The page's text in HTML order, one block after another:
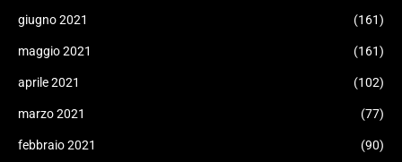
giugno 2021 (161)
maggio 2021 (161)
aprile 2021 (102)
marzo 2021 (77)
febbraio 2021 (90)